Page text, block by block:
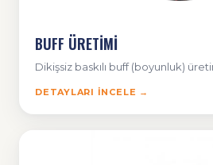
BUFF ÜRETİMİ
Dikişsiz baskılı buff (boyunluk)
DETAYLARI İNCELE →